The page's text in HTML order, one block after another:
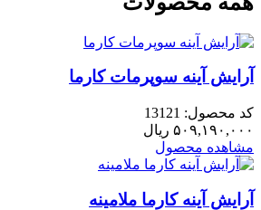
آرایش آینه سوپرمات کارما
کد محصول: 13121
۵۰۹,۱۹۰,۰۰۰ ریال
مشاهده محصول
آرایش آینه کارما ملامینه